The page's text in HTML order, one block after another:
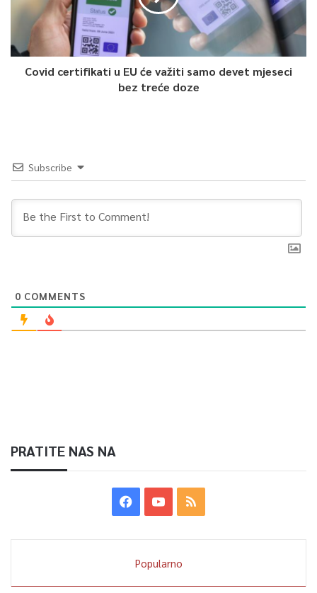
Covid certifikati u EU će važiti samo devet mjeseci
bez treće doze
Subscribe
0 COMMENTS
PRATITE NAS NA
Popularno